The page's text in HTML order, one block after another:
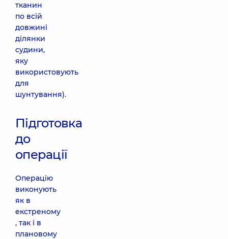
тканин
по всій
довжині
ділянки
судини,
яку
використовують
для
шунтування).
Підготовка
до
операції
Операцію
виконують
як в
екстреному
, так і в
плановому